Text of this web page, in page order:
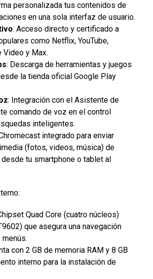
personalizada tus contenidos de
en una sola interfaz de usuario.
: Acceso directo y certificado a
como Netflix, YouTube,
Video y Max.
: Descarga de herramientas y juegos
la tienda oficial Google Play
: Integración con el Asistente de
comando de voz en el control
inteligentes.
integrado para enviar
(fotos, videos, música) de
tu smartphone o tablet al
Quad Core (cuatro núcleos)
que asegura una navegación
con 2 GB de memoria RAM y 8 GB
interno para la instalación de